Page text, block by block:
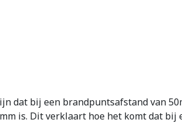
dat bij een brandpuntsafstand van
is. Dit verklaart hoe het komt dat bij